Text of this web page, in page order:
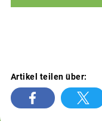
Artikel teilen über: